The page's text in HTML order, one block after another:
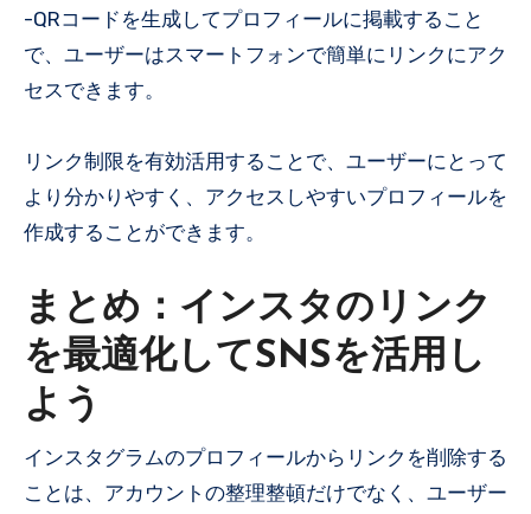
-QRコードを生成してプロフィールに掲載すること
で、ユーザーはスマートフォンで簡単にリンクにアク
セスできます。
リンク制限を有効活用することで、ユーザーにとって
より分かりやすく、アクセスしやすいプロフィールを
作成することができます。
まとめ：インスタのリンク
を最適化してSNSを活用し
よう
インスタグラムのプロフィールからリンクを削除する
ことは、アカウントの整理整頓だけでなく、ユーザー